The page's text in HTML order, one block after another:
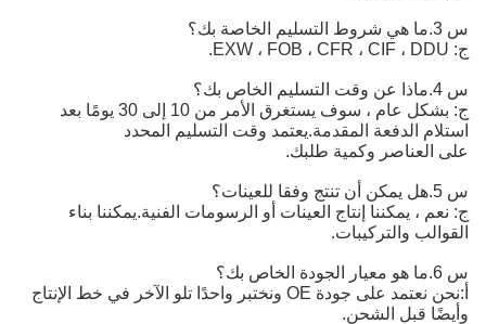
س 3.ما هي شروط التسليم الخاصة بك؟
ج: EXW ، FOB ، CFR ، CIF ، DDU.
س 4.ماذا عن وقت التسليم الخاص بك؟
ج: بشكل عام ، سوف يستغرق الأمر من 10 إلى 30 يومًا بعد
استلام الدفعة المقدمة.يعتمد وقت التسليم المحدد
على العناصر وكمية طلبك.
س 5.هل يمكن أن تنتج وفقا للعينات؟
ج: نعم ، يمكننا إنتاج العينات أو الرسومات الفنية.يمكننا بناء
القوالب والتركيبات.
س 6.ما هو معيار الجودة الخاص بك؟
أ:
وأيضًا قبل الشحن.